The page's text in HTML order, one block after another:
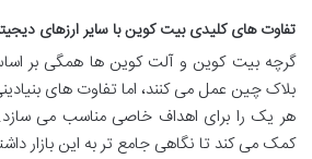
تفاوت های کلیدی بیت کوین با سایر ارزهای
گرچه بیت کوین و آلت کوین ها همگی بر
بلاک چین عمل می کنند، اما تفاوت های
هر یک را برای اهداف خاصی مناسب می سازد.
کمک می کند تا نگاهی جامع تر به این بازار